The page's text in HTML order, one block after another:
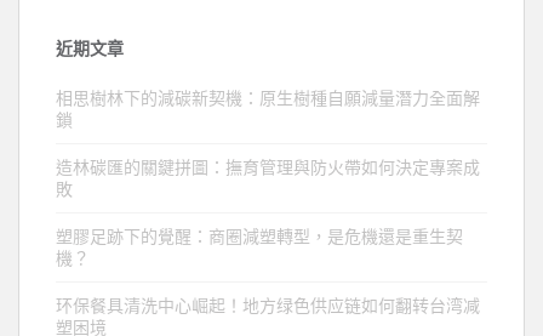
近期文章
相思樹林下的減碳新契機：原生樹種自願減量潛力全面解
鎖
造林碳匯的關鍵拼圖：撫育管理與防火帶如何決定專案成
敗
塑膠足跡下的覺醒：商圈減塑轉型，是危機還是重生契
機？
环保餐具清洗中心崛起！地方绿色供应链如何翻转台湾减
塑困境